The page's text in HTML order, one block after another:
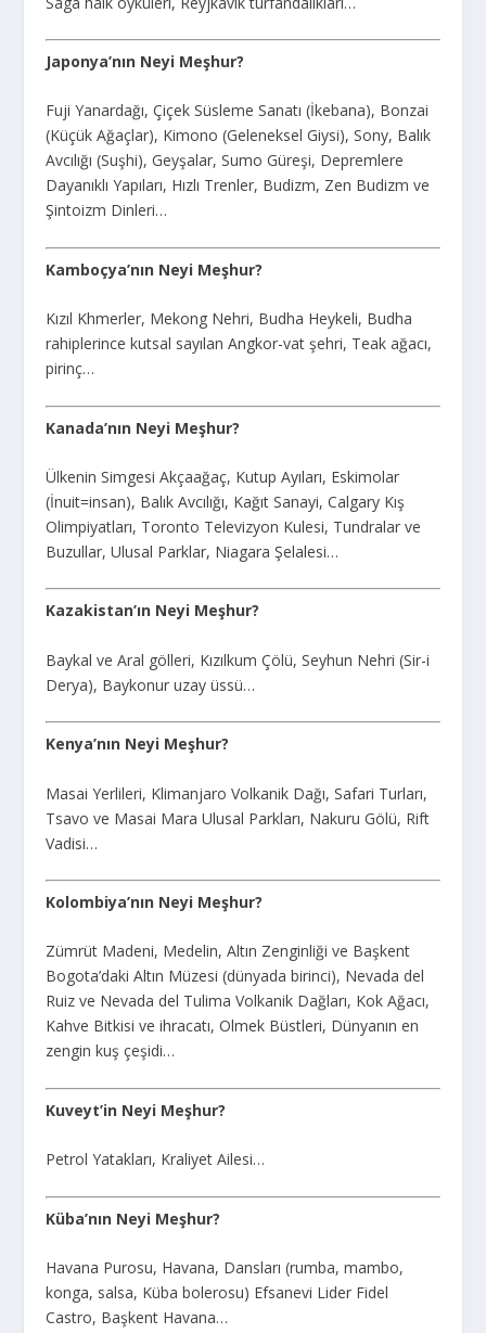
Japonya’nın Neyi Meşhur?
Fuji Yanardağı, Çiçek Süsleme Sanatı (İkebana), Bonzai
(Küçük Ağaçlar), Kimono (Geleneksel Giysi), Sony, Balık
Avcılığı (Suşhi), Geyşalar, Sumo Güreşi, Depremlere
Dayanıklı Yapıları, Hızlı Trenler, Budizm, Zen Budizm ve
Şintoizm Dinleri…
Kamboçya’nın Neyi Meşhur?
Kızıl Khmerler, Mekong Nehri, Budha Heykeli, Budha
rahiplerince kutsal sayılan Angkor-vat şehri, Teak ağacı,
pirinç…
Kanada’nın Neyi Meşhur?
Ülkenin Simgesi Akçaağaç, Kutup Ayıları, Eskimolar
(İnuit=insan), Balık Avcılığı, Kağıt Sanayi, Calgary Kış
Olimpiyatları, Toronto Televizyon Kulesi, Tundralar ve
Buzullar, Ulusal Parklar, Niagara Şelalesi…
Kazakistan’ın Neyi Meşhur?
Baykal ve Aral gölleri, Kızılkum Çölü, Seyhun Nehri (Sir-i
Derya), Baykonur uzay üssü…
Kenya’nın Neyi Meşhur?
Masai Yerlileri, Klimanjaro Volkanik Dağı, Safari Turları,
Tsavo ve Masai Mara Ulusal Parkları, Nakuru Gölü, Rift
Vadisi…
Kolombiya’nın Neyi Meşhur?
Zümrüt Madeni, Medelin, Altın Zenginliği ve Başkent
Bogota’daki Altın Müzesi (dünyada birinci), Nevada del
Ruiz ve Nevada del Tulima Volkanik Dağları, Kok Ağacı,
Kahve Bitkisi ve ihracatı, Olmek Büstleri, Dünyanın en
zengin kuş çeşidi…
Kuveyt’in Neyi Meşhur?
Petrol Yatakları, Kraliyet Ailesi…
Küba’nın Neyi Meşhur?
Havana Purosu, Havana, Dansları (rumba, mambo,
konga, salsa, Küba bolerosu) Efsanevi Lider Fidel
Castro, Başkent Havana…